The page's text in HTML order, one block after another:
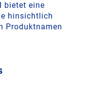
bietet eine
hinsichtlich
Produktnamen